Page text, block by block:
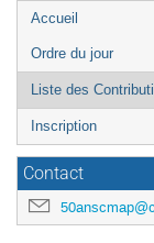
Menu
de
l'événement
Accueil
Ordre du jour
Liste des
Inscription
Contact